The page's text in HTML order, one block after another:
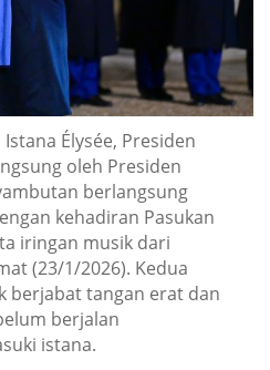
Élysée, Presiden
oleh Presiden
berlangsung
kehadiran Pasukan
iringan musik dari
(23/1/2026). Kedua
berjabat tangan erat dan
berjalan
istana.